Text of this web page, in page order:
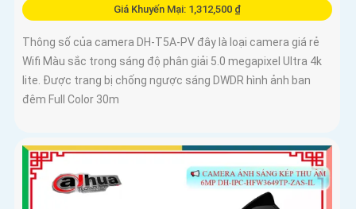
Giá Khuyến Mại: 1,312,500 ₫
Thông số của camera DH-T5A-PV đây là loại camera giá rẻ
Wifi Màu sắc trong sáng độ phân giải 5.0 megapixel Ultra 4k
lite. Được trang bị chống ngược sáng DWDR hình ảnh ban
đêm Full Color 30m